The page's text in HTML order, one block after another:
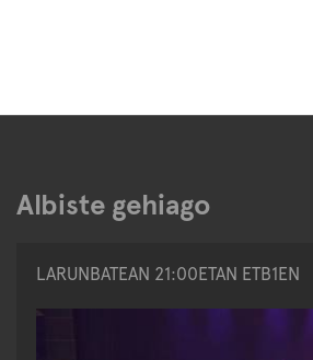
Albiste gehiago
LARUNBATEAN 21:00ETAN ETB1EN